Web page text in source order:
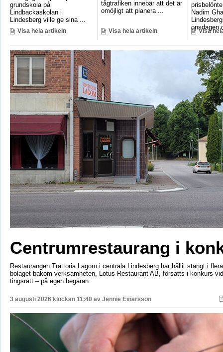
grundskola på
Lindbackaskolan i
Lindesberg ville ge sina ...
Visa hela artikeln
tågtrafiken innebär att det är
omöjligt att planera ...
Visa hela artikeln
Nadim
onsdagen
Visa
Centrumrestaurang i
Restaurangen Trattoria Lagom i centrala Lindesberg har hållit stängt i
bolaget bakom verksamheten, Lotus Restaurant AB, försatts i konkurs
tingsrätt – på egen begäran
3 augusti 2026 klockan 11:40 av Jennie Einarsson